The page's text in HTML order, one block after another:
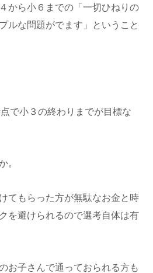
から小６までの「一切ひねりの
ルな問題がでます」ということ
で小３の終わりまでが目標な
。
てもらった方が無駄なお金と時
を避けられるので選考自体は有
お子さんで通っておられる方も